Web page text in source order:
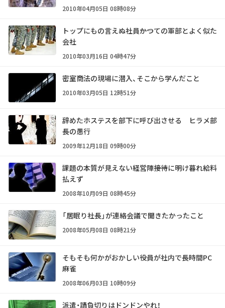
2010年04月05日 08時08分
トップにもの言えぬ社員――かつての軍部とよく似た
会社
2010年03月16日 04時47分
密室商法の現場に潜入、そこから学んだこと
2010年03月05日 12時51分
辞めたホステスを部下に呼び出させる ヒラメ部
長の愚行
2009年12月18日 09時00分
課題の本質が見えない経営陣――接待に明け暮れ給料
払えず
2008年10月09日 08時45分
「居眠り社長」が連絡会議で聞きたかったこと
2008年05月08日 08時21分
そもそも何かがおかしい――役員が社内で長時間PC
麻雀
2008年06月03日 10時09分
派遣・請負切りはドンドンやれ！